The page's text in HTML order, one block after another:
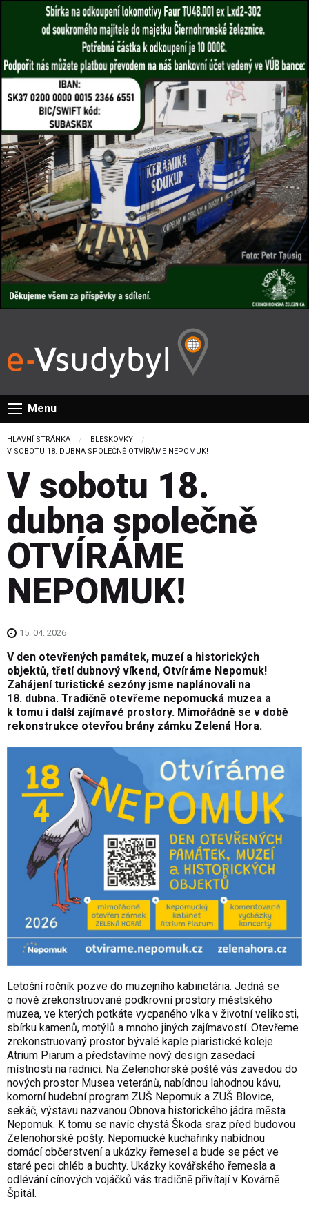
Menu
HLAVNÍ STRÁNKA
BLESKOVKY
CURRENT:
V SOBOTU 18. DUBNA SPOLEČNĚ OTVÍRÁME NEPOMUK!
V sobotu 18.
dubna společně
OTVÍRÁME
NEPOMUK!
15. 04. 2026
V den otevřených památek, muzeí a historických
objektů, třetí dubnový víkend, Otvíráme Nepomuk!
Zahájení turistické sezóny jsme naplánovali na
18. dubna. Tradičně otevřeme nepomucká muzea a
k tomu i další zajímavé prostory. Mimořádně se v době
rekonstrukce otevřou brány zámku Zelená Hora.
Letošní ročník pozve do muzejního kabinetária. Jedná se
o nově zrekonstruované podkrovní prostory městského
muzea, ve kterých potkáte vycpaného vlka v životní velikosti,
sbírku kamenů, motýlů a mnoho jiných zajímavostí. Otevřeme
zrekonstruovaný prostor bývalé kaple piaristické koleje
Atrium Piarum a představíme nový design zasedací
místnosti na radnici. Na Zelenohorské poště vás zavedou do
nových prostor Musea veteránů, nabídnou lahodnou kávu,
komorní hudební program ZUŠ Nepomuk a ZUŠ Blovice,
sekáč, výstavu nazvanou Obnova historického jádra města
Nepomuk. K tomu se navíc chystá Škoda sraz před budovou
Zelenohorské pošty. Nepomucké kuchařinky nabídnou
domácí občerstvení a ukázky řemesel a bude se péct ve
staré peci chléb a buchty. Ukázky kovářského řemesla a
odlévání cínových vojáčků vás tradičně přivítají v Kovárně
Špitál.